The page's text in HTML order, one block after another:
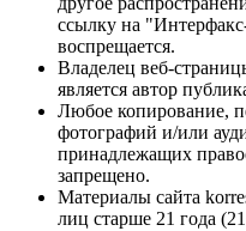
ссылку на
воспрещается.
Владелец веб-
является автор
Любое копирование,
фотографий и/или
принадлежащих
запрещено.
Материалы сайта
лиц старше 21 года